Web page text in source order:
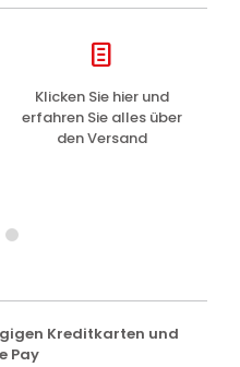
Klicken Sie hier und
erfahren Sie alles über
den Versand
Kreditkarten und
Pay